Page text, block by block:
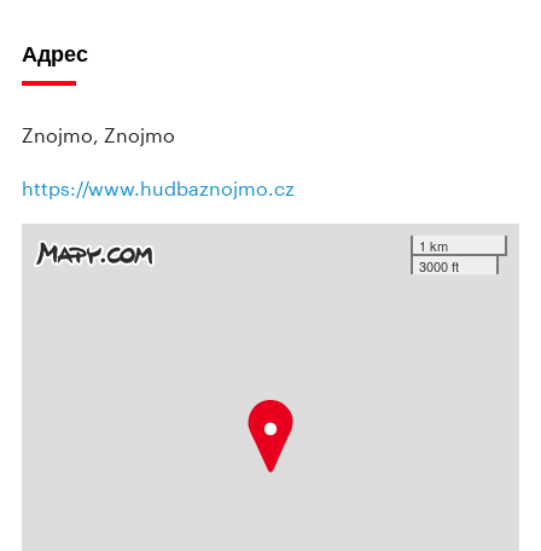
Адрес
Znojmo, Znojmo
https://www.hudbaznojmo.cz
1 km
3000 ft